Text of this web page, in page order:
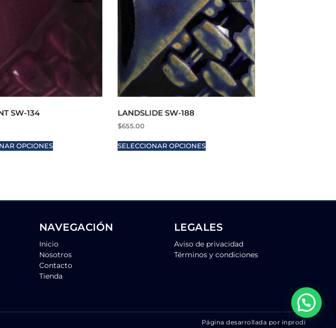
SW-134
OPCIONES
LANDSLIDE SW-188
$655.00
SELECCIONAR OPCIONES
NAVEGACIÓN
Inicio
Nosotros
Contacto
Tienda
LEGALES
Aviso de privacidad
Términos y condiciones
Página desarrollada por inprodi